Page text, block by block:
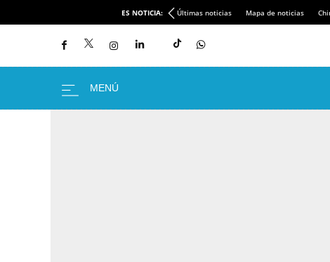
ES NOTICIA: Últimas noticias Mapa de noticias